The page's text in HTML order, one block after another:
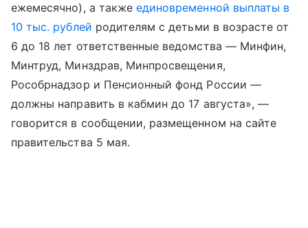
ежемесячно), а такжеединовременной выплаты в
10 тыс. рублей родителям с детьми в возрасте от
6 до 18 лет ответственные ведомства — Минфин,
Минтруд, Минздрав, Минпросвещения,
Рособрнадзор и Пенсионный фонд России —
должны направить в кабмин до 17 августа», —
говорится в сообщении, размещенном на сайте
правительства 5 мая.